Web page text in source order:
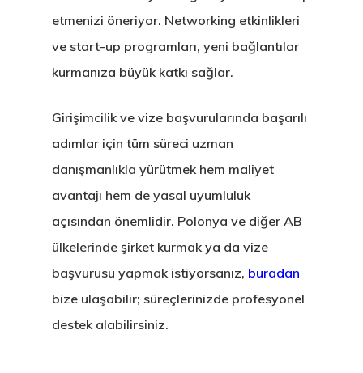
etmenizi öneriyor. Networking etkinlikleri
ve start-up programları, yeni bağlantılar
kurmanıza büyük katkı sağlar.
Girişimcilik ve vize başvurularında başarılı
adımlar için tüm süreci uzman
danışmanlıkla yürütmek hem maliyet
avantajı hem de yasal uyumluluk
açısından önemlidir. Polonya ve diğer AB
ülkelerinde şirket kurmak ya da vize
başvurusu yapmak istiyorsanız, buradan
bize ulaşabilir; süreçlerinizde profesyonel
destek alabilirsiniz.